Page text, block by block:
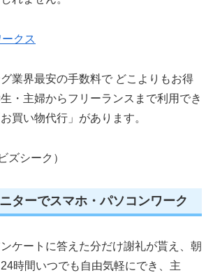
クス
業界最安の手数料で どこよりもお得
・主婦からフリーランスまで利用でき
買い物代行」があります。
ズシーク）
ターでスマホ・パソコンワーク
ケートに答えた分だけ謝礼が貰え、朝
時間いつでも自由気軽にでき、主